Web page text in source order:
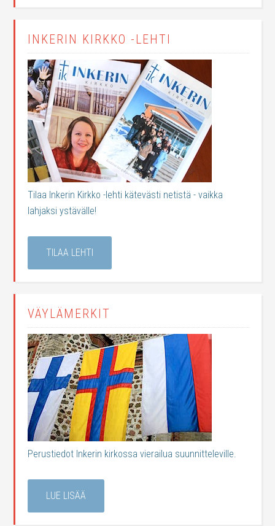
INKERIN KIRKKO -LEHTI
Tilaa Inkerin Kirkko -lehti kätevästi netistä - vaikka
lahjaksi ystävälle!
TILAA LEHTI
VÄYLÄMERKIT
Perustiedot Inkerin kirkossa vierailua suunnitteleville.
LUE LISÄÄ